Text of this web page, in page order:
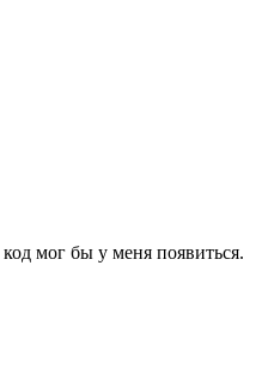
мог бы у меня появиться.